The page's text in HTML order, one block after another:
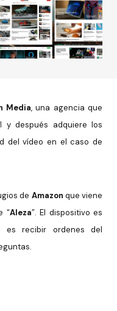
Media, una agencia que
y después adquiere los
del vídeo en el caso de
de Amazon que viene
“Aleza”. El dispositivo es
es recibir ordenes del